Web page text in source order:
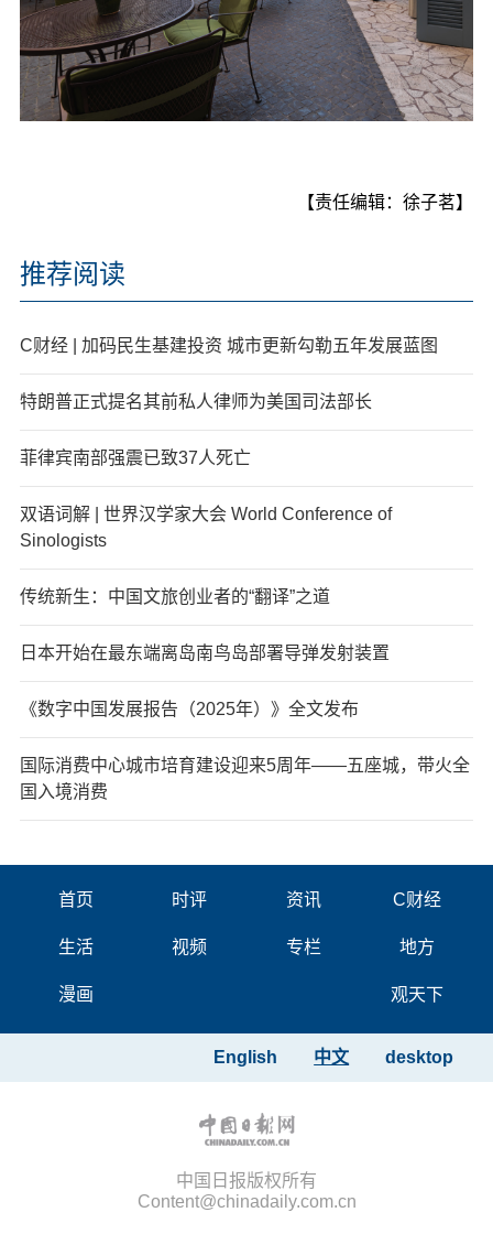
【责任编辑：徐子茗】
推荐阅读
C财经 | 加码民生基建投资 城市更新勾勒五年发展蓝图
特朗普正式提名其前私人律师为美国司法部长
菲律宾南部强震已致37人死亡
双语词解 | 世界汉学家大会 World Conference of
Sinologists
传统新生：中国文旅创业者的“翻译”之道
日本开始在最东端离岛南鸟岛部署导弹发射装置
《数字中国发展报告（2025年）》全文发布
国际消费中心城市培育建设迎来5周年——五座城，带火全
国入境消费
首页 时评 资讯 C财经
生活 视频 专栏 地方
漫画 观天下
desktop
中文
English
中国日报版权所有
Content@chinadaily.com.cn